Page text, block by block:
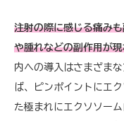
注射の際に感じる痛み
や腫れなどの副作用が
内への導入はさまざま
ば、ピンポイントにエ
た極まれにエクソソー